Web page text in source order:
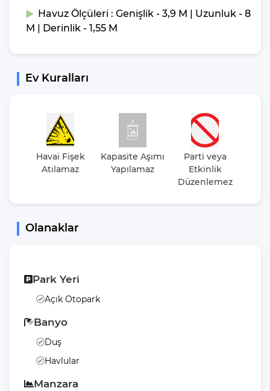
Havuz Ölçüleri : Genişlik - 3,9 M | Uzunluk - 8
M | Derinlik - 1,55 M
Ev Kuralları
Havai Fişek
Atılamaz
Kapasite Aşımı
Yapılamaz
Parti veya
Etkinlik
Düzenlemez
Olanaklar
Park Yeri
Açık Otopark
Banyo
Duş
Havlular
Manzara